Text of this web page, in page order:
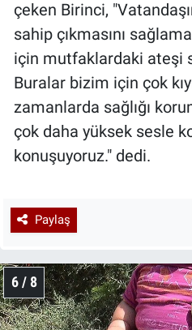
çeken Birinci,
sahip çıkmasını
için mutfaklardaki ateşi
Buralar bizim için çok
zamanlarda sağlığı
çok daha yüksek sesle
konuşuyoruz." dedi.
Paylaş
6 / 8